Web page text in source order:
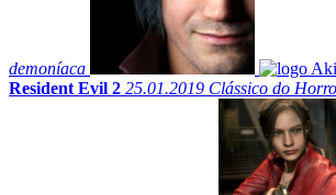
demoníaca
Resident Evil 2 25.01.2019 Clássico do